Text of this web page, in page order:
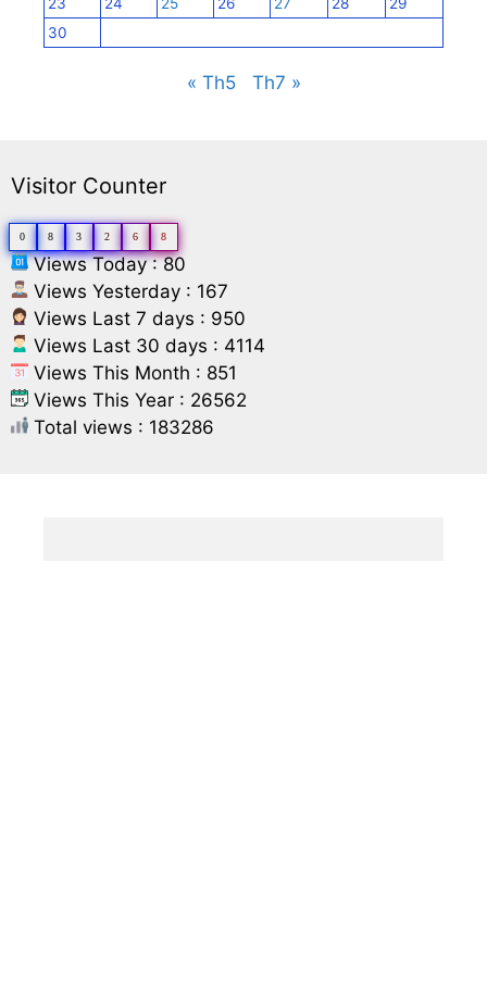
30
« Th5 Th7 »
Visitor Counter
0 8 3 2 6 8
Views Today : 80
Views Yesterday : 167
Views Last 7 days : 950
Views Last 30 days : 4114
Views This Month : 851
Views This Year : 26562
Total views : 183286